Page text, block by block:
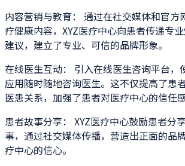
内容营销与教育： 通过在社交媒体和官方
疗健康内容，XYZ医疗中心向患者传递专
建议，建立了专业、可信的品牌形象。
在线医生互动： 引入在线医生咨询平台，
应用随时随地咨询医生。这不仅提高了患
医患关系，加强了患者对医疗中心的信任感
患者故事分享： XYZ医疗中心鼓励患者分
事，通过社交媒体传播，营造出正面的品
疗中心的信心。